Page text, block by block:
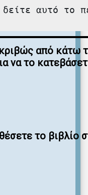
αυτό το
από κάτω
να το
το βιβλίο